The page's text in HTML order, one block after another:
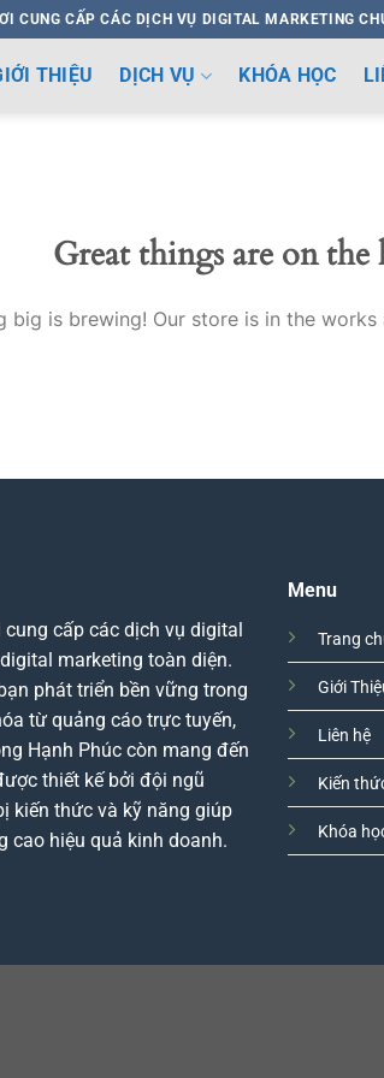
CUNG CẤP CÁC DỊCH VỤ DIGITAL MARKETING
THIỆU DỊCH VỤ KHÓA HỌC
Great things are on
big is brewing! Our store is in the
cấp các dịch vụ digital
marketing toàn diện.
phát triển bền vững trong
từ quảng cáo trực tuyến,
Hạnh Phúc còn mang đến
thiết kế bởi đội ngũ
kiến thức và kỹ năng giúp
cao hiệu quả kinh doanh.
Menu
Trang
Giới
Liên hệ
Kiến
Khóa